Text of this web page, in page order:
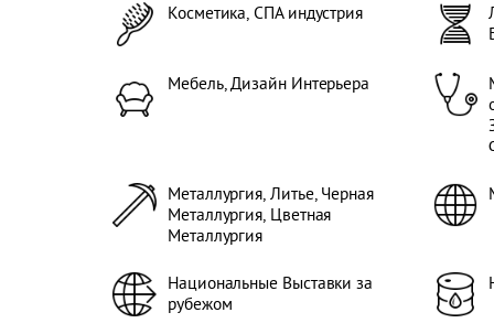
Косметика, СПА индустрия
Мебель, Дизайн Интерьера
Металлургия, Литье, Черная
Металлургия, Цветная
Металлургия
Национальные Выставки за
рубежом